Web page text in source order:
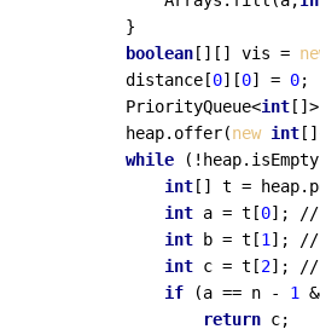
        }
boolean [][] vis =
        distance[
0][0] = 0;
        PriorityQueue<
int
        heap.offer(
new int
while
int [] t =
int a = t[0];
int b = t[1];
int c = t[2]; //
if (a == n - 1
return c;